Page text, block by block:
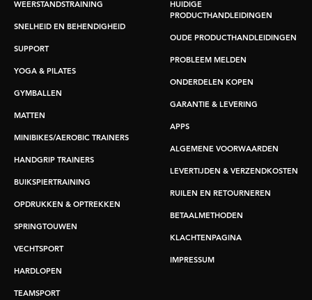
WEERSTANDSTRAINING
SNELHEID EN BEHENDIGHEID
SUPPORT
YOGA & PILATES
GYMBALLEN
MATTEN
MINIBIKES/AEROBIC TRAINERS
HANDGRIP TRAINERS
BUIKSPIERTRAINING
OPDRUKKEN & OPTREKKEN
SPRINGTOUWEN
VECHTSPORT
HARDLOPEN
TEAMSPORT
HUIDIGE
PRODUCTHANDLEIDINGEN
OUDE PRODUCTHANDLEIDINGEN
PROBLEEM MELDEN
ONDERDELEN KOPEN
GARANTIE & LEVERING
APPS
ALGEMENE VOORWAARDEN
LEVERTIJDEN & VERZENDKOSTEN
RUILEN EN RETOURNEREN
BETAALMETHODEN
KLACHTENPAGINA
IMPRESSUM